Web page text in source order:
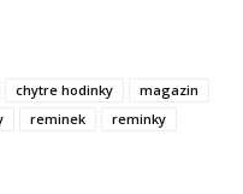
chytre hodinky
magazin
reminek
reminky